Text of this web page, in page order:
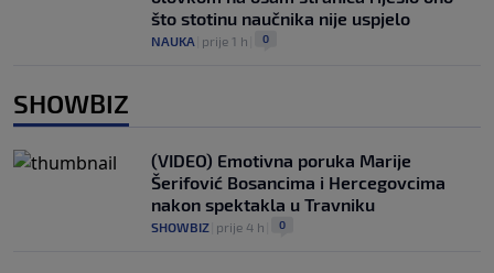
što stotinu naučnika nije uspjelo
NAUKA prije 1 h 0
SHOWBIZ
(VIDEO) Emotivna poruka Marije
Šerifović Bosancima i Hercegovcima
nakon spektakla u Travniku
SHOWBIZ prije 4 h 0